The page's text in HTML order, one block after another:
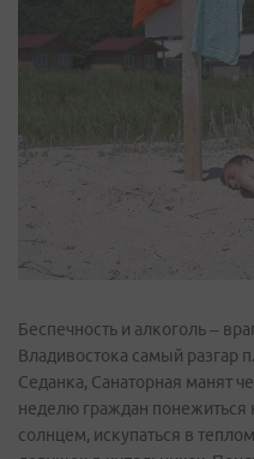
Беспечность и алкоголь –
Владивостока самый разгар
Седанка, Санаторная манят
неделю граждан понежиться
солнцем, искупаться в